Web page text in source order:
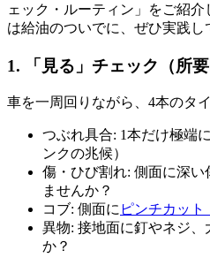
ェック・ルーティン」をご紹
は給油のついでに、ぜひ実践し
1. 「見る」チェック（所要
車を一周回りながら、4本のタ
つぶれ具合: 1本だけ極端
ンクの兆候）
傷・ひび割れ: 側面に深い
ませんか？
コブ: 側面に ピンチカット
異物: 接地面に釘やネジ、
か？